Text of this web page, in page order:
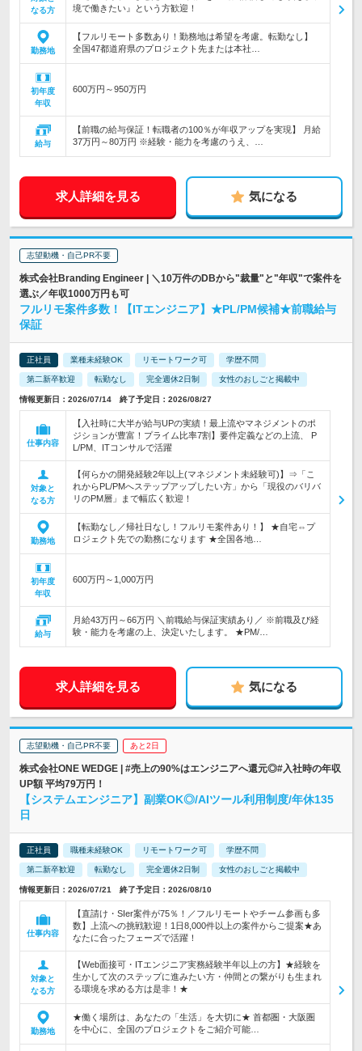
なる方
境で働きたい』という方歓迎！
勤務地
【フルリモート多数あり！勤務地は希望を考慮。転勤なし】
全国47都道府県のプロジェクト先または本社…
初年度
年収
600万円～950万円
給与
【前職の給与保証！転職者の100％が年収アップを実現】 月給
37万円～80万円 ※経験・能力を考慮のうえ、…
求人詳細を見る 気になる
志望動機・自己PR不要
株式会社Branding Engineer | ＼10万件のDBから"裁量"と"年収"で案件を
選ぶ／年収1000万円も可
フルリモ案件多数！【ITエンジニア】★PL/PM候補★前職給与
保証
正社員 業種未経験OK リモートワーク可 学歴不問
第二新卒歓迎 転勤なし 完全週休2日制 女性のおしごと掲載中
情報更新日：2026/07/14 終了予定日：2026/08/27
仕事内容
【入社時に大半が給与UPの実績！最上流やマネジメントのポ
ジションが豊富！プライム比率7割】要件定義などの上流、 P
L/PM、ITコンサルで活躍
対象と
なる方
【何らかの開発経験2年以上(マネジメント未経験可)】⇒「こ
れからPL/PMへステップアップしたい方」から「現役のバリバ
リのPM層」まで幅広く歓迎！
勤務地
【転勤なし／帰社日なし！フルリモ案件あり！】 ★自宅⇔プ
ロジェクト先での勤務になります ★全国各地…
初年度
年収
600万円～1,000万円
給与
月給43万円～66万円 ＼前職給与保証実績あり／ ※前職及び経
験・能力を考慮の上、決定いたします。 ★PM/…
求人詳細を見る 気になる
志望動機・自己PR不要 あと2日
株式会社ONE WEDGE | #売上の90%はエンジニアへ還元◎#入社時の年収
UP額 平均79万円！
【システムエンジニア】副業OK◎/AIツール利用制度/年休135
日
正社員 職種未経験OK リモートワーク可 学歴不問
第二新卒歓迎 転勤なし 完全週休2日制 女性のおしごと掲載中
情報更新日：2026/07/21 終了予定日：2026/08/10
仕事内容
【直請け・SIer案件が75％！／フルリモートやチーム参画も多
数】上流への挑戦歓迎！1日8,000件以上の案件からご提案★あ
なたに合ったフェーズで活躍！
対象と
なる方
【Web面接可・ITエンジニア実務経験半年以上の方】★経験を
生かして次のステップに進みたい方・仲間との繋がりも生まれ
る環境を求める方は是非！★
勤務地
★働く場所は、あなたの「生活」を大切に★ 首都圏・大阪圏
を中心に、全国のプロジェクトをご紹介可能…